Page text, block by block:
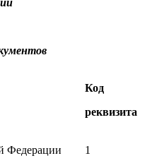
Код
реквизита
Федерации 1